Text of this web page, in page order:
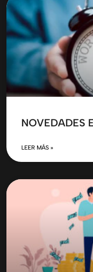
NOVEDADES
LEER MÁS »